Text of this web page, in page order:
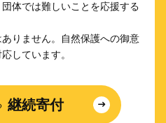
体では難しいことを応援する
りません。自然保護への御意
しています。
継続寄付